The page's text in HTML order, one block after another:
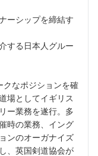
ーシップを締結す
する日本人グルー
なポジションを確
場としてイギリス
ー業務を遂行。多
時の業務、イング
ンのオーガナイズ
、英国剣道協会が